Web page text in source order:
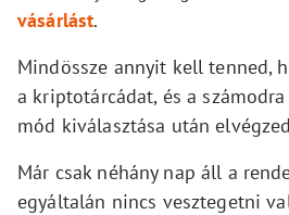
vásárlást.
Mindössze annyit kell tenned,
a kriptotárcádat, és a
mód kiválasztása után
Már csak néhány nap áll a
egyáltalán nincs vesztegetni